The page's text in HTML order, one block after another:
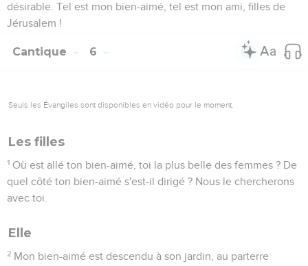
désirable. Tel est mon bien-aimé, tel est mon ami, filles de
Jérusalem !
Cantique 6
Seuls les Évangiles sont disponibles en vidéo pour le moment.
Les filles
1 Où est allé ton bien-aimé, toi la plus belle des femmes ? De
quel côté ton bien-aimé s'est-il dirigé ? Nous le chercherons
avec toi.
Elle
2 Mon bien-aimé est descendu à son jardin, au parterre